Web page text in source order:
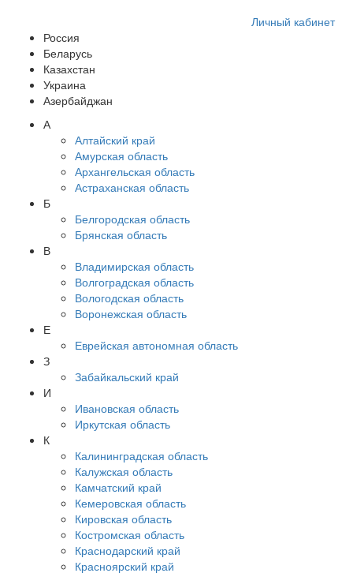
Личный кабинет
Россия
Беларусь
Казахстан
Украина
Азербайджан
А
Алтайский край
Амурская область
Архангельская область
Астраханская область
Б
Белгородская область
Брянская область
В
Владимирская область
Волгоградская область
Вологодская область
Воронежская область
Е
Еврейская автономная область
З
Забайкальский край
И
Ивановская область
Иркутская область
К
Калининградская область
Калужская область
Камчатский край
Кемеровская область
Кировская область
Костромская область
Краснодарский край
Красноярский край